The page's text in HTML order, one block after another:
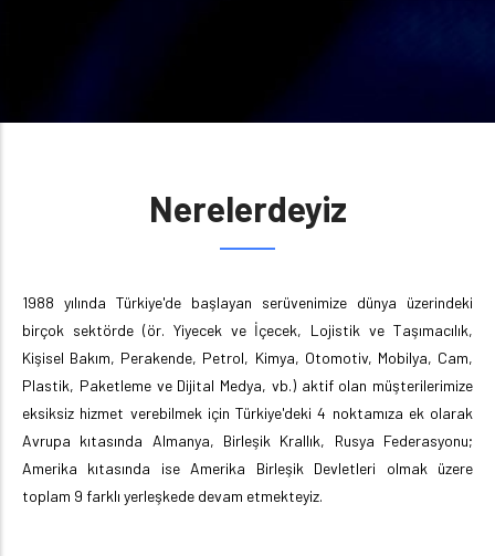
Nerelerdeyiz
1988 yılında Türkiye'de başlayan serüvenimize dünya üzerindeki
birçok sektörde (ör. Yiyecek ve İçecek, Lojistik ve Taşımacılık,
Kişisel Bakım, Perakende, Petrol, Kimya, Otomotiv, Mobilya, Cam,
Plastik, Paketleme ve Dijital Medya, vb.) aktif olan müşterilerimize
eksiksiz hizmet verebilmek için Türkiye'deki 4 noktamıza ek olarak
Avrupa kıtasında Almanya, Birleşik Krallık, Rusya Federasyonu;
Amerika kıtasında ise Amerika Birleşik Devletleri olmak üzere
toplam 9 farklı yerleşkede devam etmekteyiz.